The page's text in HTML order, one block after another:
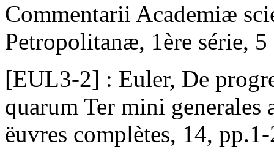
Commentarii Academiæ
Petropolitanæ, 1ère série,
[EUL3-2] : Euler, De
quarum Ter mini
ëuvres complètes, 14,